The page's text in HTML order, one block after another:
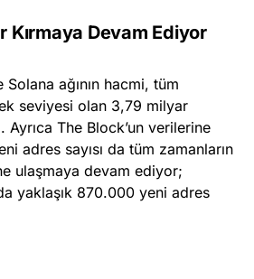
Kırmaya Devam Ediyor
ağının hacmi, tüm
seviyesi olan 3,79 milyar
Ayrıca The Block’un verilerine
adres sayısı da tüm zamanların
ulaşmaya devam ediyor;
yaklaşık 870.000 yeni adres